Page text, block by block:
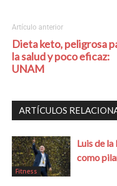
Artículo anterior
Dieta keto, peligrosa
la salud y poco eficaz:
UNAM
ARTÍCULOS
Fitness
Luis de
como